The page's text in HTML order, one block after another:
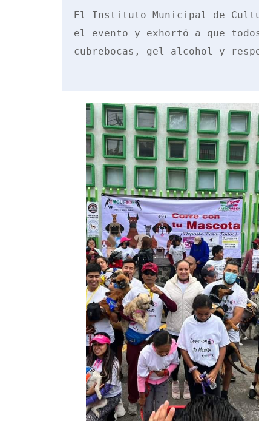
El Instituto Municipal de
el evento y exhortó a que
cubrebocas, gel-alcohol y